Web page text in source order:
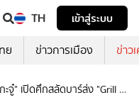
TH
เข้าสู่ระบบ
ย ข่าวการเมือง ข่าว
ะจู๋" เปิดศึกสลัดบาร์ส่ง "Grill &